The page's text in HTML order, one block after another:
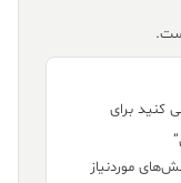
کنید برای
موردنیاز